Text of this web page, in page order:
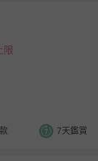
限
7天鑑賞